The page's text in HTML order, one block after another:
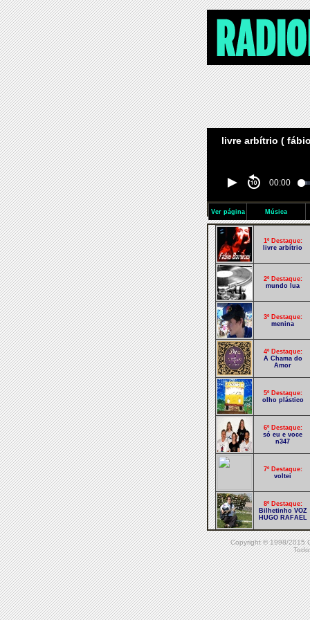
livre arbítrio (
00:00
Ver página Música
1º Destaque:
livre arbítrio
2º Destaque:
mundo lua
3º Destaque:
menina
4º Destaque:
A Chama do
Amor
5º Destaque:
olho plástico
6º Destaque:
só eu e voce
n347
7º Destaque:
voltei
8º Destaque:
Bilhetinho VOZ
HUGO RAFAEL
9º Destaque:
tucano
empalhado
10º Destaque:
promessa
Copyright © 1998/2015